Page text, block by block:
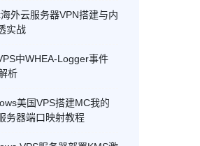
外云服务器VPN搭建与内
实战
中WHEA-Logger事件
析
美国VPS搭建MC我的
务器端口映射教程